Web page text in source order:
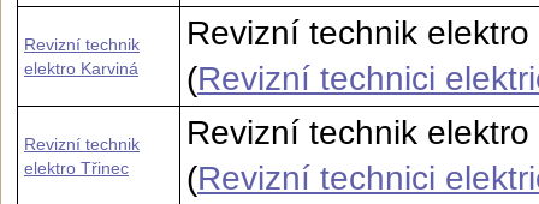
Revizní technik
elektro Karviná
Revizní technik
(Revizní technici
Revizní technik
elektro Třinec
Revizní technik
(Revizní technici